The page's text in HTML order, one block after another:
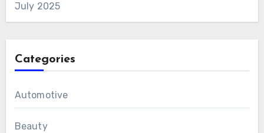
July 2025
Categories
Automotive
Beauty